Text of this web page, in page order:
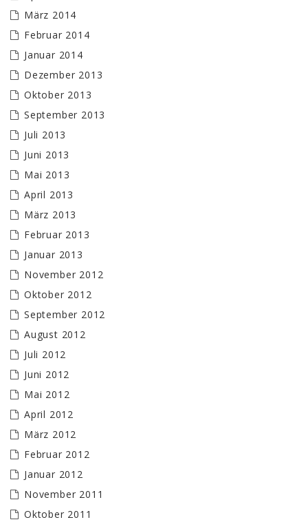
März 2014
Februar 2014
Januar 2014
Dezember 2013
Oktober 2013
September 2013
Juli 2013
Juni 2013
Mai 2013
April 2013
März 2013
Februar 2013
Januar 2013
November 2012
Oktober 2012
September 2012
August 2012
Juli 2012
Juni 2012
Mai 2012
April 2012
März 2012
Februar 2012
Januar 2012
November 2011
Oktober 2011